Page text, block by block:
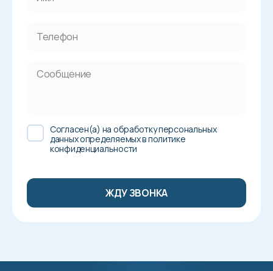
Cогласен(а) на обработку персональных
данных определяемых в политике
конфиденциальности